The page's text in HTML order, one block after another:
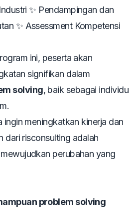
✨ Pendampingan dan
✨ Assessment Kompetensi
ini, peserta akan
signifikan dalam
solving, baik sebagai individu
ingin meningkatkan kinerja dan
dari risconsulting adalah
perubahan yang
problem solving